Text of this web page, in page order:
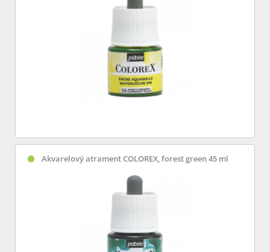
Akvarelový atrament COLOREX, forest green 45 ml